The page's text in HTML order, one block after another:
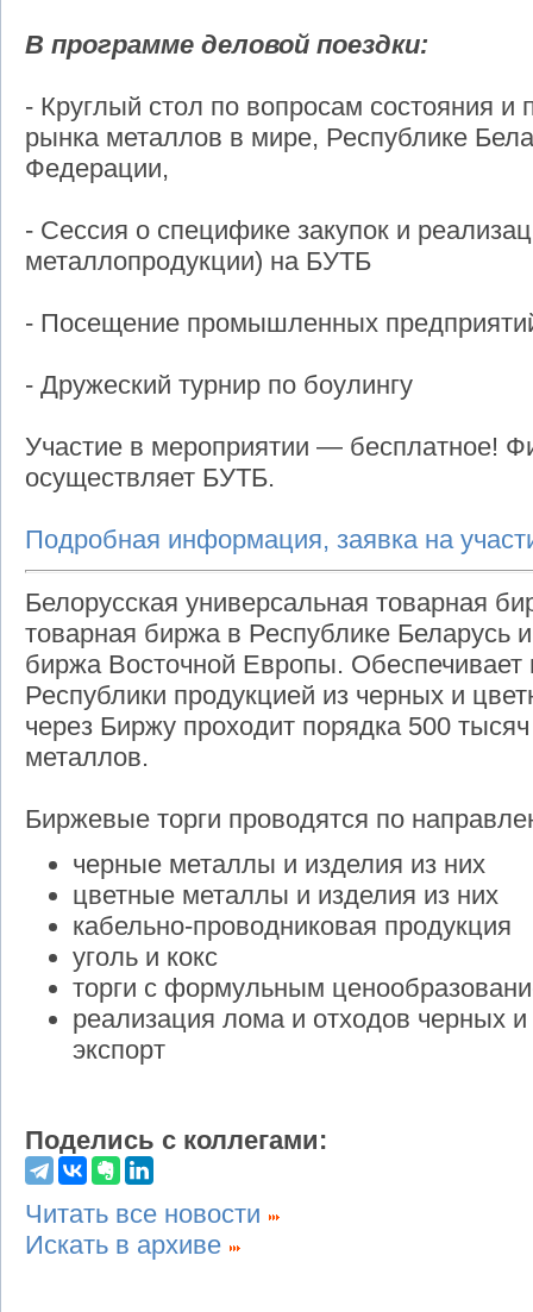
В программе деловой поездки:
- Круглый стол по вопросам состояния и
рынка металлов в мире, Республике
Федерации,
- Сессия о специфике закупок и
металлопродукции) на БУТБ
- Посещение промышленных
- Дружеский турнир по боулингу
Участие в мероприятии — бесплатное!
осуществляет БУТБ.
Подробная информация, заявка на
Белорусская универсальная товарная
товарная биржа в Республике Беларусь
биржа Восточной Европы.
Республики продукцией из черных и
через Биржу проходит порядка 500
металлов.
Биржевые торги проводятся по
черные металлы и изделия из них
цветные металлы и изделия из них
кабельно-проводниковая продукция
уголь и кокс
торги с формульным
реализация лома и отходов черных
экспорт
Поделись с коллегами:
Читать все новости
Искать в архиве